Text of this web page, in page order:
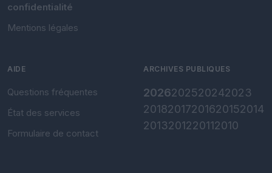
confidentialité
Mentions légales
AIDE
Questions fréquentes
État des services
Formulaire de contact
ARCHIVES PUBLIQUES
2026202520242023
20182017201620152014
2013201220112010